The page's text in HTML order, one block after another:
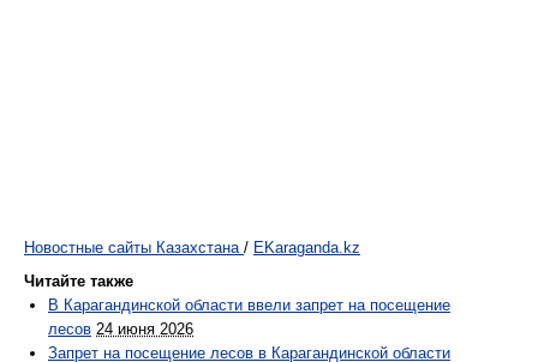
Новостные сайты Казахстана / EKaraganda.kz
Читайте также
В Карагандинской области ввели запрет на посещение
лесов 24 июня 2026
Запрет на посещение лесов в Карагандинской области